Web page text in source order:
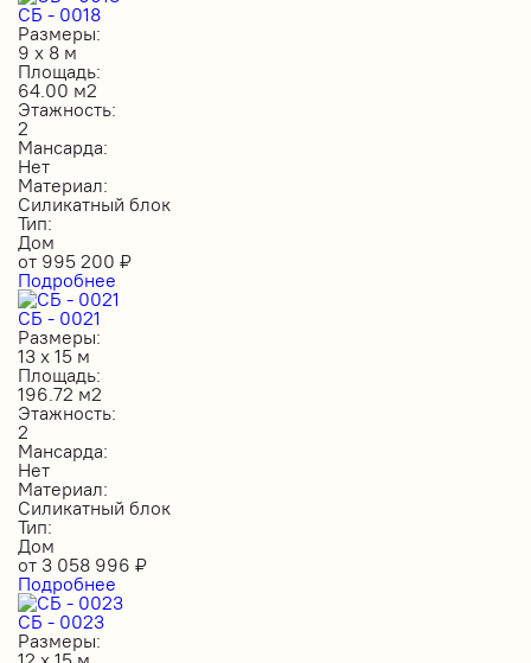
СБ - 0018
Размеры:
9 х 8 м
Площадь:
64.00 м2
Этажность:
2
Мансарда:
Нет
Материал:
Силикатный блок
Тип:
Дом
от 995 200 ₽
Подробнее
СБ - 0021
Размеры:
13 х 15 м
Площадь:
196.72 м2
Этажность:
2
Мансарда:
Нет
Материал:
Силикатный блок
Тип:
Дом
от 3 058 996 ₽
Подробнее
СБ - 0023
Размеры: